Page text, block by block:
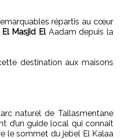
répartis au cœur
Masjid ElAadam depuis la
destination aux maisons
naturel de Tallasmentane
d’un guide local qui connaît
le sommet du jebel El Kalaa